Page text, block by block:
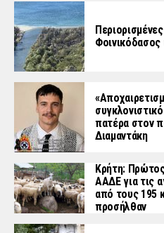
πατέρα στον
Διαμαντάκη
Κρήτη:
ΑΑΔΕ για τις
από τους 195
προσήλθαν